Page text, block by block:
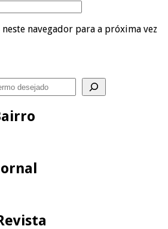
navegador para a próxima vez